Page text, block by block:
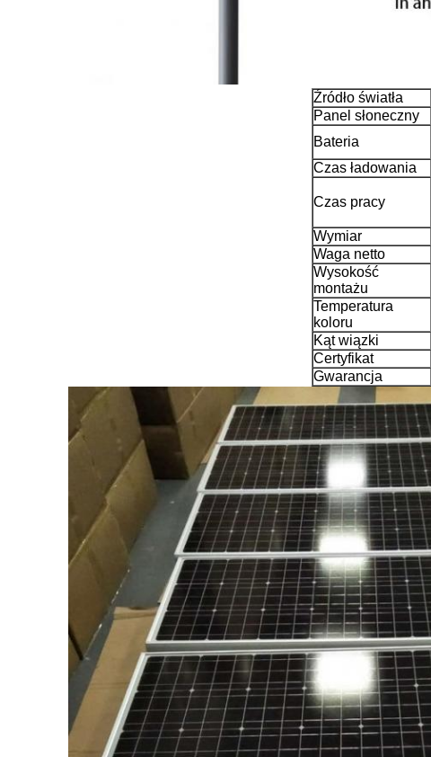
Źródło światła
Panel słoneczny
Bateria
Czas ładowania
Czas pracy
Wymiar
Waga netto
Wysokość
montażu
Temperatura
koloru
Kąt wiązki
Certyfikat
Gwarancja